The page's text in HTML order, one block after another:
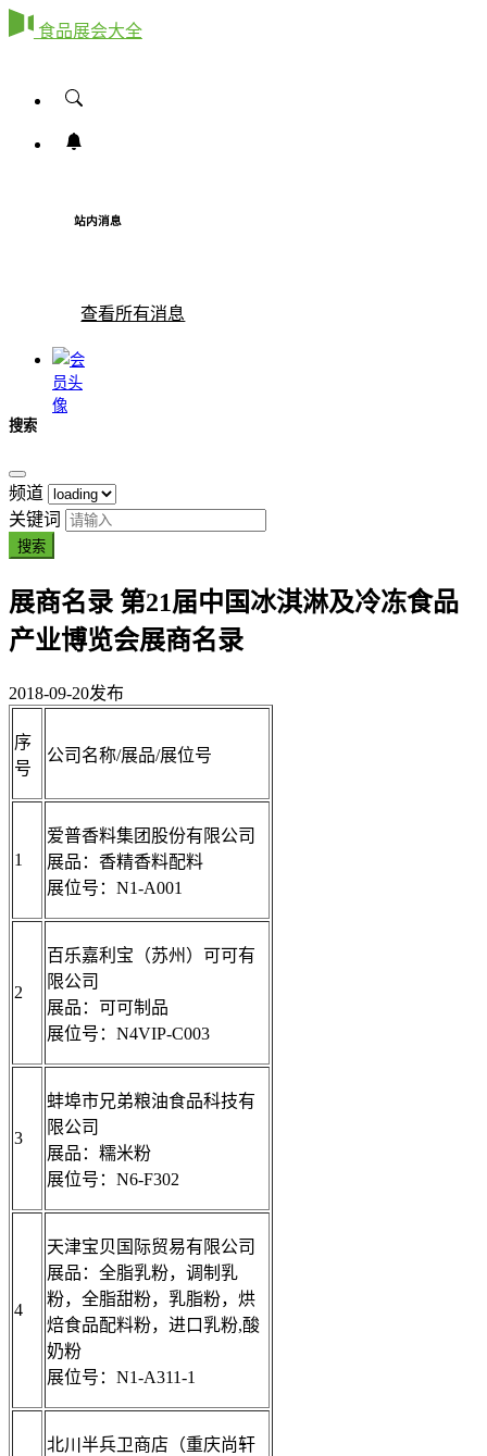
食品展会大全
站内消息
查看所有消息
搜索
频道
关键词
搜索
展商名录 第21届中国冰淇淋及冷冻食品
产业博览会展商名录
2018-09-20发布
序
号
公司名称/展品/展位号
1
爱普香料集团股份有限公司
展品：香精香料配料
展位号：N1-A001
2
百乐嘉利宝（苏州）可可有
限公司
展品：可可制品
展位号：N4VIP-C003
3
蚌埠市兄弟粮油食品科技有
限公司
展品：糯米粉
展位号：N6-F302
4
天津宝贝国际贸易有限公司
展品：全脂乳粉，调制乳
粉，全脂甜粉，乳脂粉，烘
焙食品配料粉，进口乳粉,酸
奶粉
展位号：N1-A311-1
北川半兵卫商店（重庆尚轩